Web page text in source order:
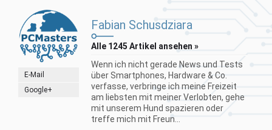
E-Mail
Google+
Fabian Schusdziara
Alle 1245 Artikel ansehen »
Wenn ich nicht gerade News und Tests
über Smartphones, Hardware & Co.
verfasse, verbringe ich meine Freizeit
am liebsten mit meiner Verlobten, gehe
mit unserem Hund spazieren oder
treffe mich mit Freun...